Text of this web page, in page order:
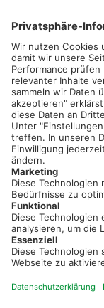
Sei
Neue Features,